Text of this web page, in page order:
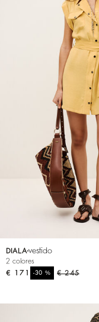
DIALA vestido
2 colores
€ 245
-30%
€ 171